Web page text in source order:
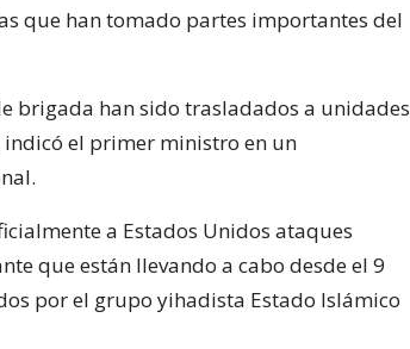
que han tomado partes importantes del
brigada han sido trasladados a unidades
indicó el primer ministro en un
a Estados Unidos ataques
que están llevando a cabo desde el 9
por el grupo yihadista Estado Islámico